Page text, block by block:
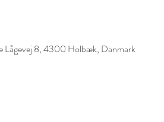
Lågevej 8, 4300 Holbæk, Danmark